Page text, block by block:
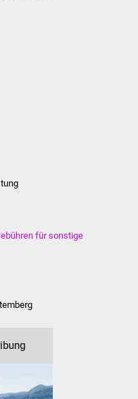
von Angehörigen
und Entsorgung
für sonstige